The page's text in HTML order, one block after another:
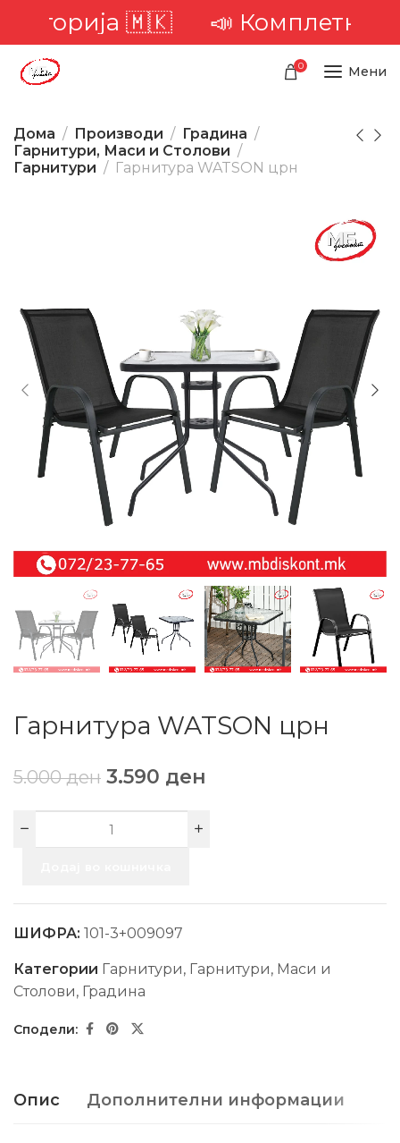
🇲🇰📣 Комплетна
0 Мени
Дома Производи
Градина
Гарнитури, Маси и Столови
Гарнитури
Гарнитура WATSON црн
Гарнитура WATSON црн
5.000ден 3.590 ден
ШИФРА: 101-3+009097
Категории Гарнитури, Гарнитури, Маси и
Столови, Градина
Опис Дополнителни информации